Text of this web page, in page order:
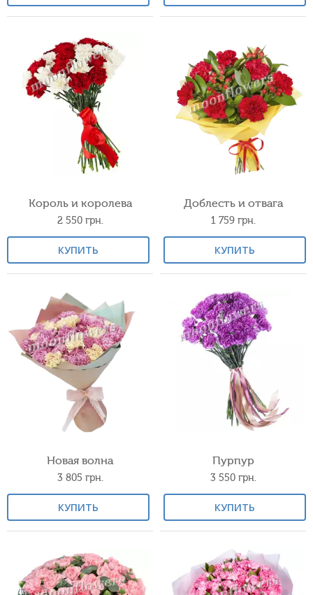
Король и королева
2 550 грн.
КУПИТЬ
Доблесть и отвага
1 759 грн.
КУПИТЬ
Новая волна
3 805 грн.
КУПИТЬ
Пурпур
3 550 грн.
КУПИТЬ